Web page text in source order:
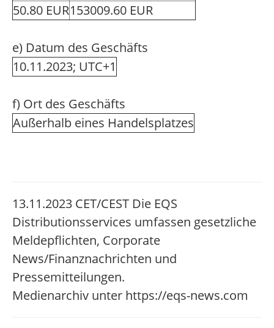
50.80 EUR153009.60 EUR
e) Datum des Geschäfts
10.11.2023; UTC+1
f) Ort des Geschäfts
Außerhalb eines Handelsplatzes
13.11.2023 CET/CEST Die EQS
Distributionsservices umfassen gesetzliche
Meldepflichten, Corporate
News/Finanznachrichten und
Pressemitteilungen.
Medienarchiv unter https://eqs-news.com